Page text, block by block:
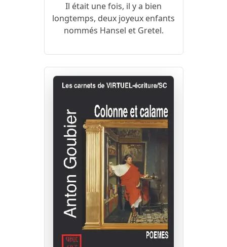
Il était une fois, il y a bien
longtemps, deux joyeux enfants
nommés Hansel et Gretel.